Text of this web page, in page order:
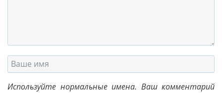
Используйте нормальные имена. Ваш комментарий